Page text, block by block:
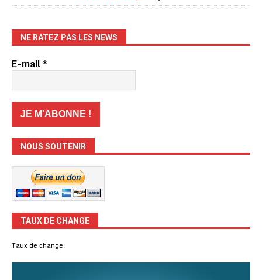
NE RATEZ PAS LES NEWS
E-mail*
NOUS SOUTENIR
TAUX DE CHANGE
Taux de change